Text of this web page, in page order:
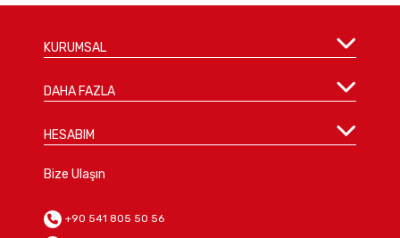
KURUMSAL
DAHA FAZLA
HESABIM
Bize Ulaşın
+90 541 805 50 56